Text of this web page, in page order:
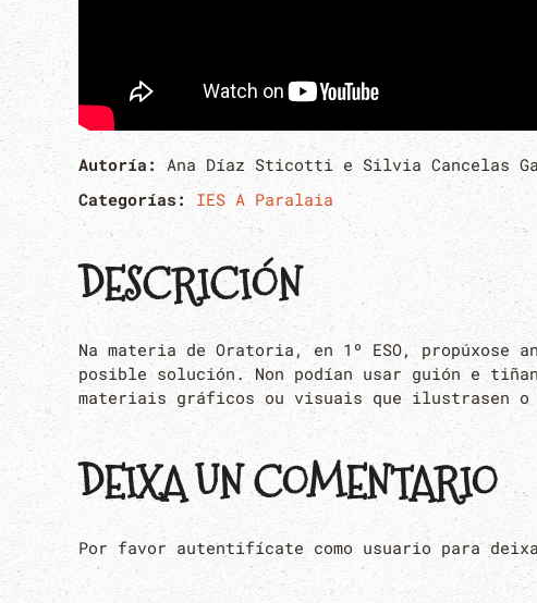
Autoría:Ana Díaz Sticotti e Silvia Cancelas
Categorías: IES A Paralaia
DESCRICIÓN
Na materia de Oratoria, en 1º ESO,
posible solución. Non podían usar guión e
materiais gráficos ou visuais que ilustrasen o
DEIXA UN COMENTARIO
Por favor autentifícate como usuario para